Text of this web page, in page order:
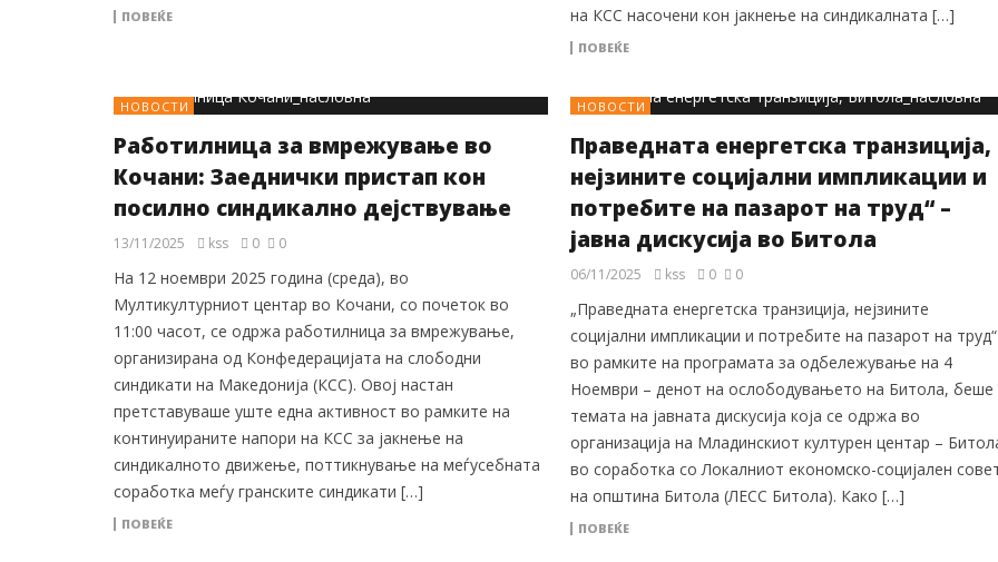
ПОВЕЌЕ
на КСС насочени кон јакнење на синдикалната […]
ПОВЕЌЕ
НОВОСТИ
Работилница за вмрежување во
Кочани: Заеднички пристап кон
посилно синдикално дејствување
13/11/2025 kss 0 0
На 12 ноември 2025 година (среда), во
Мултикултурниот центар во Кочани, со почеток во
11:00 часот, се одржа работилница за вмрежување,
организирана од Конфедерацијата на слободни
синдикати на Македонија (КСС). Овој настан
претставуваше уште една активност во рамките на
континуираните напори на КСС за јакнење на
синдикалното движење, поттикнување на меѓусебната
соработка меѓу гранските синдикати […]
ПОВЕЌЕ
НОВОСТИ
Праведната енергетска транзиција,
нејзините социјални импликации и
потребите на пазарот на труд“ –
јавна дискусија во Битола
06/11/2025 kss 0 0
„Праведната енергетска транзиција, нејзините
социјални импликации и потребите на пазарот на труд“
во рамките на програмата за одбележување на 4
Ноември – денот на ослободувањето на Битола, беше
темата на јавната дискусија која се одржа во
организација на Младинскиот културен центар –
во соработка со Локалниот економско-социјален
на општина Битола (ЛЕСС Битола). Како […]
ПОВЕЌЕ